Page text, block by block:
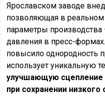
Ярославском заводе
позволяющая в
параметры
давления в пресс-
повысило однородность
использует уникальную
улучшающую
при сохранении